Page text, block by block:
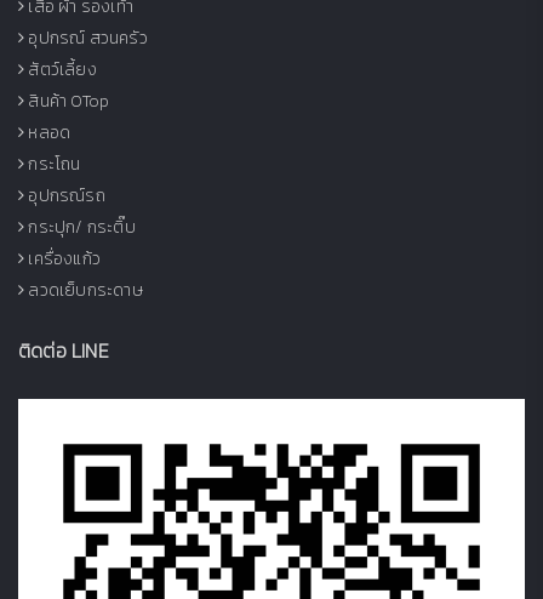
เสื้อ ผ้า รองเท้า
อุปกรณ์ สวนครัว
สัตว์เลี้ยง
สินค้า OTop
หลอด
กระโถน
อุปกรณ์รถ
กระปุก/ กระติ๊บ
เครื่องแก้ว
ลวดเย็บกระดาษ
ติดต่อ LINE